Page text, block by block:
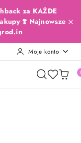
za KAŻDE
❣️ Najnowsze
Moje konto